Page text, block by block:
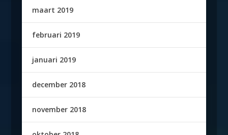
maart 2019
februari 2019
januari 2019
december 2018
november 2018